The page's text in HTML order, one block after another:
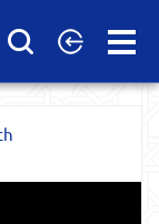
Open